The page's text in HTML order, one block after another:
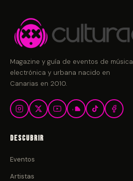
Magazine y guía de eventos de música
electrónica y urbana nacido en
Canarias en 2010.
Descubrir
Eventos
Artistas